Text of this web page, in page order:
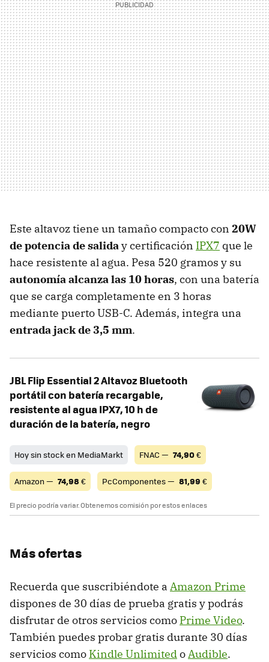
Este altavoz tiene un tamaño compacto con 20W
de potencia de saliday certificación IPX7 que le
hace resistente al agua. Pesa 520 gramos y su
autonomía alcanza las 10 horas, con una batería
que se carga completamente en 3 horas
mediante puerto USB-C. Además, integra una
entrada jack de 3,5 mm.
JBL Flip Essential 2 Altavoz Bluetooth
portátil con batería recargable,
resistente al agua IPX7, 10 h de
duración de la batería, negro
Hoy sin stock en MediaMarkt FNAC — 74,90€
Amazon — 74,98 € PcComponentes — 81,99 €
El precio podría variar. Obtenemos comisión por estos enlaces
Más ofertas
Recuerda que suscribiéndote a Amazon Prime
dispones de 30 días de prueba gratis y podrás
disfrutar de otros servicios como Prime Video.
También puedes probar gratis durante 30 días
servicios como Kindle UnlimitedoAudible.